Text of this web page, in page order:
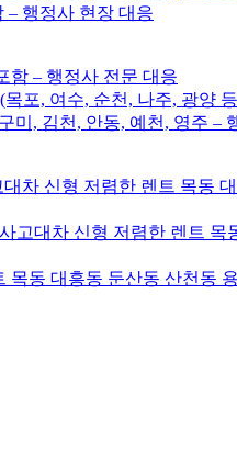
– 행정사 현장 대응
함 – 행정사 전문 대응
포, 여수, 순천, 나주, 광양
미, 김천, 안동, 예천, 영주 –
차 신형 저렴한 렌트 목동
대차 신형 저렴한 렌트
동 대흥동 둔산동 산천동